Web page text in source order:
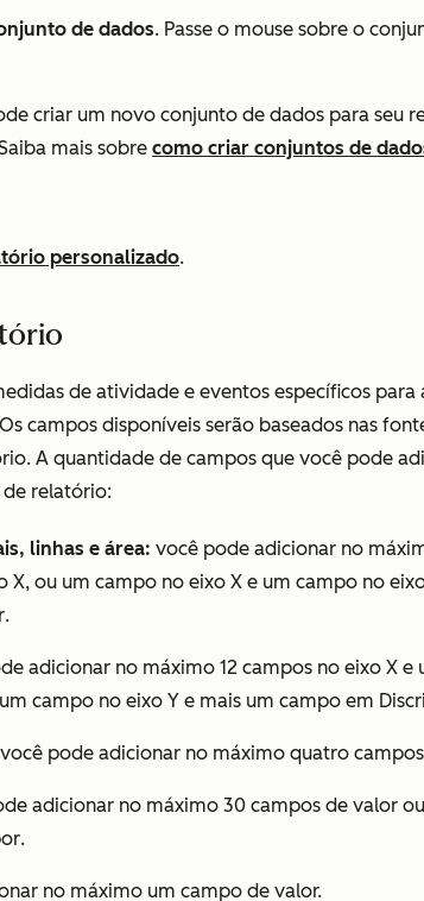
de dados. Passe o mouse sobre o
criar um novo conjunto de dados para seu
mais sobre como criar conjuntos de
personalizado.
de atividade e eventos específicos para
campos disponíveis serão baseados nas
A quantidade de campos que você pode
relatório:
linhas e área: você pode adicionar no
X, ou um campo no eixo X e um campo no
.
adicionar no máximo 12 campos no eixo X e
campo no eixo Y e mais um campo em
você pode adicionar no máximo quatro
adicionar no máximo 30 campos de valor
.
no máximo um campo de valor.